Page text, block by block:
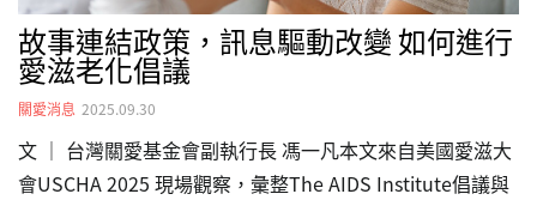
故事連結政策，訊息驅動改變 如何進行
愛滋老化倡議
關愛消息 2025.09.30
文 ｜ 台灣關愛基金會副執行長 馮一凡本文來自美國愛滋大
會USCHA 2025 現場觀察，彙整The AIDS Institute倡議與